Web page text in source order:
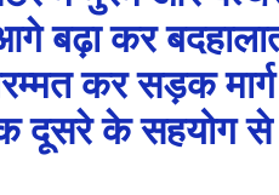
बढ़ा कर
कर सड़क मार्ग
दूसरे के सहयोग से